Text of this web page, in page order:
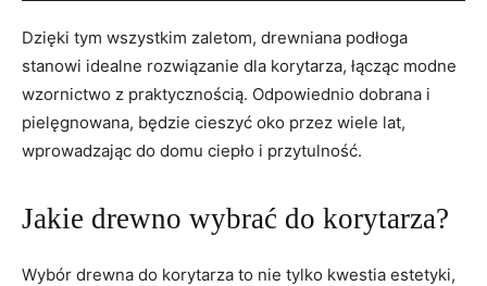
Dzięki tym wszystkim zaletom, drewniana podłoga
stanowi idealne rozwiązanie dla korytarza, łącząc modne
wzornictwo z praktycznością. Odpowiednio dobrana i
pielęgnowana,‍ będzie cieszyć oko przez wiele lat,
wprowadzając​ do domu ciepło i przytulność.
Jakie drewno wybrać do korytarza?
Wybór drewna ​do korytarza to⁤ nie tylko kwestia estetyki,